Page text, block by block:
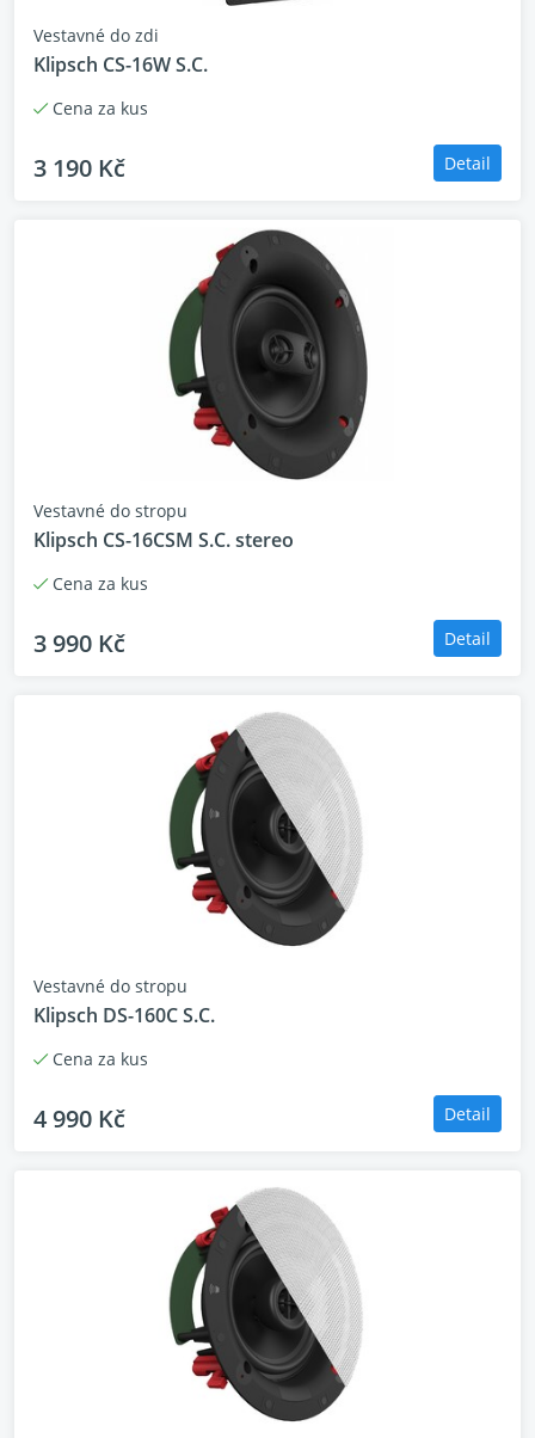
Vestavné do zdi
Klipsch CS-16W S.C.
Cena za kus
3 190 Kč Detail
Vestavné do stropu
Klipsch CS-16CSM S.C. stereo
Cena za kus
3 990 Kč Detail
Vestavné do stropu
Klipsch DS-160C S.C.
Cena za kus
4 990 Kč Detail